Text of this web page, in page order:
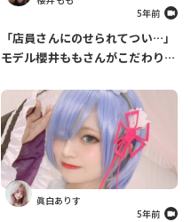
5年前
「店員さんにのせられてつい…」
モデル櫻井ももさんがこだわりの
眞白ありす
5年前